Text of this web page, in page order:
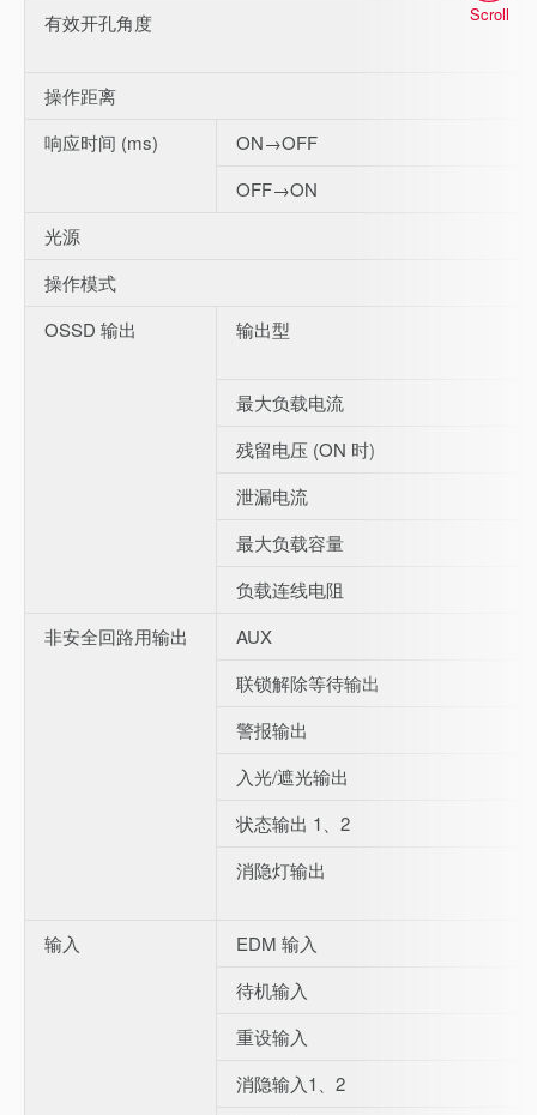
有效开孔角度
操作距离
响应时间 (ms)
ON→OFF
OFF→ON
光源
操作模式
OSSD 输出
输出型
最大负载电流
残留电压 (ON 时)
泄漏电流
最大负载容量
负载连线电阻
非安全回路用输出
AUX
联锁解除等待输出
警报输出
入光/遮光输出
状态输出 1、2
消隐灯输出
输入
EDM 输入
待机输入
重设输入
消隐输入1、2
Scroll